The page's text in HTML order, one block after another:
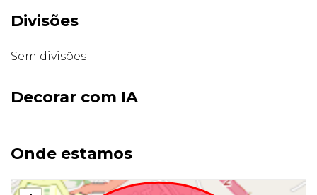
Divisões
Sem divisões
Decorar com IA
Onde estamos